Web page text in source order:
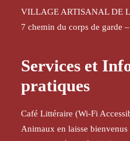
VILLAGE ARTISANAL DE
7 chemin du corps de garde
Services et
pratiques
Café Littéraire (Wi-Fi
Animaux en laisse bienvenus